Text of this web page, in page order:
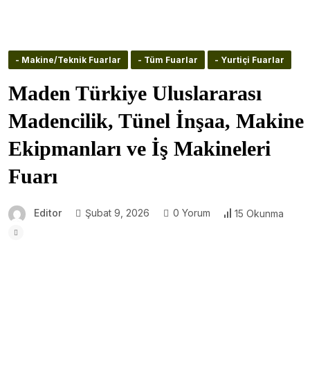
- Makine/Teknik Fuarlar - Tüm Fuarlar - Yurtiçi Fuarlar
Maden Türkiye Uluslararası
Madencilik, Tünel İnşaa, Makine
Ekipmanları ve İş Makineleri
Fuarı
Editor Şubat 9, 2026 0 Yorum 15 Okunma